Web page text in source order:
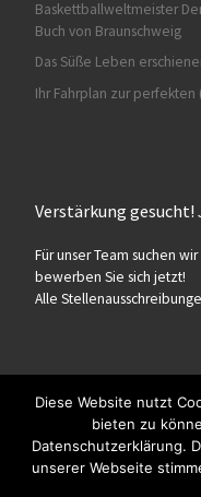
Baskettballweltmeister
Buch von Braunschweig
Das Süße Leben
Ihr Fahrplan zur perfekten
Verstärkung
Für unser Team suchen
bewerben Sie sich jetzt!
Alle
© 2026Konditorei
Präsentiert von WP
Diese Website nutzt
bieten zu
Datenschutzerklärung.
unserer Webseite